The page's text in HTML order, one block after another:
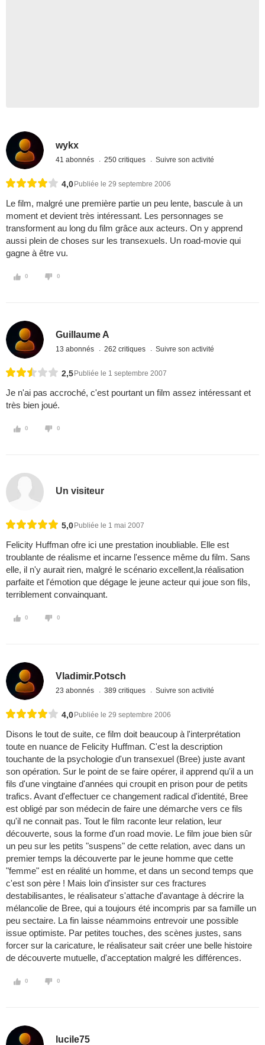
wykx
41 abonnés 250 critiques Suivre son activité
4,0 Publiée le 29 septembre 2006
Le film, malgré une première partie un peu lente, bascule à un
moment et devient très intéressant. Les personnages se
transforment au long du film grâce aux acteurs. On y apprend
aussi plein de choses sur les transexuels. Un road-movie qui
gagne à être vu.
0 0
Guillaume A
13 abonnés 262 critiques Suivre son activité
2,5 Publiée le 1 septembre 2007
Je n'ai pas accroché, c'est pourtant un film assez intéressant et
très bien joué.
0 0
Un visiteur
5,0 Publiée le 1 mai 2007
Felicity Huffman ofre ici une prestation inoubliable. Elle est
troublante de réalisme et incarne l'essence même du film. Sans
elle, il n'y aurait rien, malgré le scénario excellent,la réalisation
parfaite et l'émotion que dégage le jeune acteur qui joue son fils,
terriblement convainquant.
0 0
Vladimir.Potsch
23 abonnés 389 critiques Suivre son activité
4,0 Publiée le 29 septembre 2006
Disons le tout de suite, ce film doit beaucoup à l'interprétation
toute en nuance de Felicity Huffman. C'est la description
touchante de la psychologie d'un transexuel (Bree) juste avant
son opération. Sur le point de se faire opérer, il apprend qu'il a un
fils d'une vingtaine d'années qui croupit en prison pour de petits
trafics. Avant d'effectuer ce changement radical d'identité, Bree
est obligé par son médecin de faire une démarche vers ce fils
qu'il ne connait pas. Tout le film raconte leur relation, leur
découverte, sous la forme d'un road movie. Le film joue bien sûr
un peu sur les petits "suspens" de cette relation, avec dans un
premier temps la découverte par le jeune homme que cette
"femme" est en réalité un homme, et dans un second temps que
c'est son père ! Mais loin d'insister sur ces fractures
destabilisantes, le réalisateur s'attache d'avantage à décrire la
mélancolie de Bree, qui a toujours été incompris par sa famille un
peu sectaire. La fin laisse néammoins entrevoir une possible
issue optimiste. Par petites touches, des scènes justes, sans
forcer sur la caricature, le réalisateur sait créer une belle histoire
de découverte mutuelle, d'acceptation malgré les différences.
0 0
lucile75